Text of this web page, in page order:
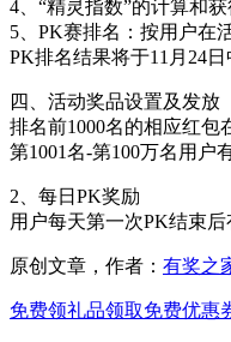
4、“精灵指数”的计算和
5、PK赛排名：按用户在
PK排名结果将于11月24日
四、活动奖品设置及发放
排名前1000名的相应红包
第1001名-第100万名用户
2、每日PK奖励
用户每天第一次PK结束
原创文章，作者： 有奖之
免费领礼品领取免费优惠